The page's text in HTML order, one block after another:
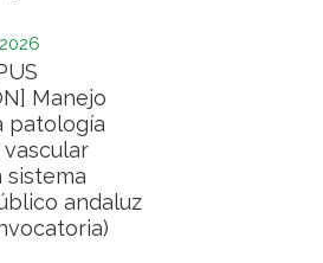
Manejo
patología
sistema
andaluz